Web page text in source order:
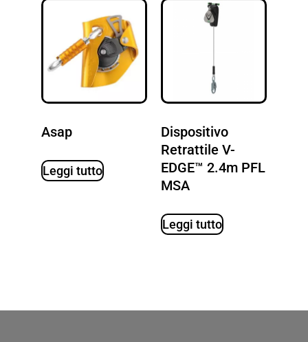
Asap
Leggi tutto
Dispositivo
Retrattile V-
EDGE™ 2.4m PFL
MSA
Leggi tutto